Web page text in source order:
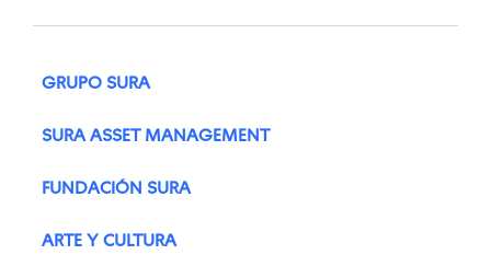
GRUPO SURA
SURA ASSET MANAGEMENT
FUNDACIÓN SURA
ARTE Y CULTURA